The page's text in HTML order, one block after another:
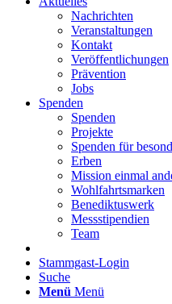
Nachrichten
Veranstaltungen
Kontakt
Veröffentlichungen
Prävention
Jobs
Spenden
Spenden
Projekte
Spenden für
Erben
Mission einmal
Wohlfahrtsmarken
Benediktuswerk
Messstipendien
Team
Stammgast-Login
Suche
Menü Menü